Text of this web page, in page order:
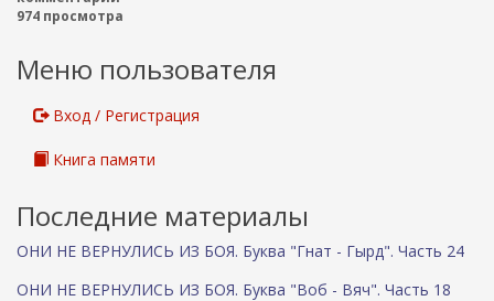
и
к
974 просмотра
Меню пользователя
Вход / Регистрация
Книга памяти
Последние материалы
ОНИ НЕ ВЕРНУЛИСЬ ИЗ БОЯ. Буква "Гнат - Гырд". Часть 24
ОНИ НЕ ВЕРНУЛИСЬ ИЗ БОЯ. Буква "Воб - Вяч". Часть 18